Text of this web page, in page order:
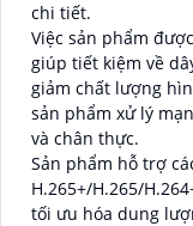
chi tiết.
Việc sản phẩm
giúp tiết kiệm về
giảm chất lượng
sản phẩm xử lý
và chân thực.
Sản phẩm hỗ trợ
H.265+/H.265/
tối ưu hóa dung